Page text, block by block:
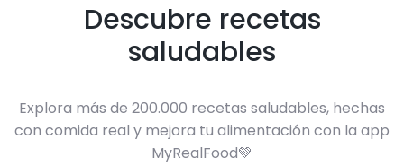
Descubre recetas
saludables
Explora más de 200.000 recetas saludables, hechas
con comida real y mejora tu alimentación con la app
MyRealFood💚